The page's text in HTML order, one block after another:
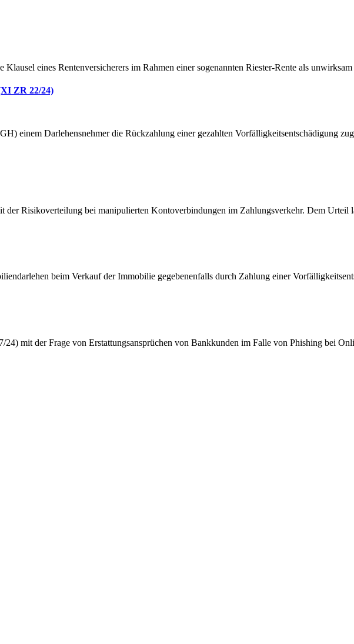
eines Rentenversicherers im Rahmen einer sogenannten Riester-Rente als
ZR 22/24)
einem Darlehensnehmer die Rückzahlung einer gezahlten Vorfälligkeitsentschädigung
Risikoverteilung bei manipulierten Kontoverbindungen im Zahlungsverkehr. Dem Urteil
beim Verkauf der Immobilie gegebenenfalls durch Zahlung einer
mit der Frage von Erstattungsansprüchen von Bankkunden im Falle von Phishing bei